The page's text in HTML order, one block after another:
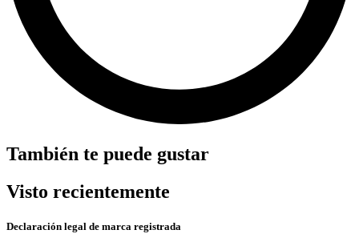
También te puede gustar
Visto recientemente
Declaración legal de marca registrada